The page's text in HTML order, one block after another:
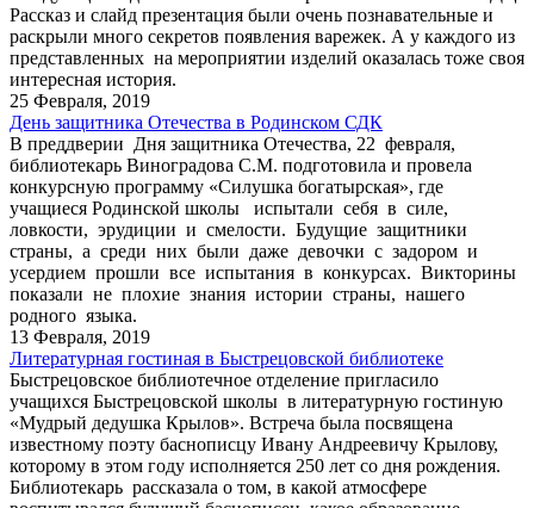
Рассказ и слайд презентация были очень познавательные и
раскрыли много секретов появления варежек. А у каждого из
представленных на мероприятии изделий оказалась тоже своя
интересная история.
25 Февраля, 2019
День защитника Отечества в Родинском СДК
В преддверии Дня защитника Отечества, 22 февраля,
библиотекарь Виноградова С.М. подготовила и провела
конкурсную программу «Силушка богатырская», где
учащиеся Родинской школы испытали себя в силе,
ловкости, эрудиции и смелости. Будущие защитники
страны, а среди них были даже девочки с задором и
усердием прошли все испытания в конкурсах. Викторины
показали не плохие знания истории страны, нашего
родного языка.
13 Февраля, 2019
Литературная гостиная в Быстрецовской библиотеке
Быстрецовское библиотечное отделение пригласило
учащихся Быстрецовской школы в литературную гостиную
«Мудрый дедушка Крылов». Встреча была посвящена
известному поэту баснописцу Ивану Андреевичу Крылову,
которому в этом году исполняется 250 лет со дня рождения.
Библиотекарь рассказала о том, в какой атмосфере